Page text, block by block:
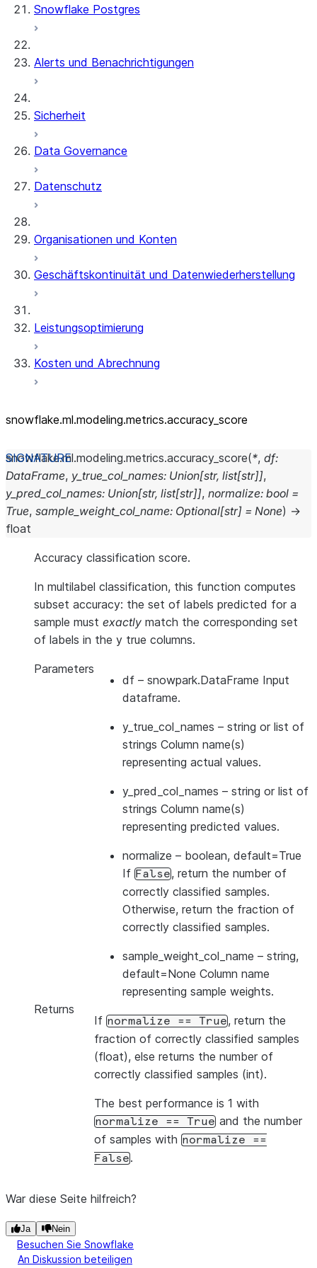
Snowflake Postgres
Alerts und Benachrichtigungen
Sicherheit
Data Governance
Datenschutz
Organisationen und Konten
Geschäftskontinuität und Datenwiederherstellung
Leistungsoptimierung
Kosten und Abrechnung
snowflake.ml.modeling.metrics.accuracy_ score
snowflake.ml.modeling.metrics.accuracy_score(*, df:
DataFrame, y_true_col_names: Union[str, list[str]],
y_pred_col_names: Union[str, list[str]], normalize: bool =
True, sample_weight_col_name: Optional[str] = None) →
float
Accuracy classification score.
In multilabel classification, this function computes
subset accuracy: the set of labels predicted for a
sample must exactly match the corresponding set
of labels in the y true columns.
Parameters
df – snowpark.DataFrame Input
dataframe.
y_true_col_names – string or list of
strings Column name(s)
representing actual values.
y_pred_col_names – string or list of
strings Column name(s)
representing predicted values.
normalize – boolean, default=True
If False, return the number of
correctly classified samples.
Otherwise, return the fraction of
correctly classified samples.
sample_weight_col_name – string,
default=None Column name
representing sample weights.
Returns
If normalize == True, return the
fraction of correctly classified samples
(float), else returns the number of
correctly classified samples (int).
The best performance is 1 with
normalize == True and the number
of samples with normalize
==
False.
War diese Seite hilfreich?
Ja Nein
Besuchen Sie Snowflake
An Diskussion beteiligen